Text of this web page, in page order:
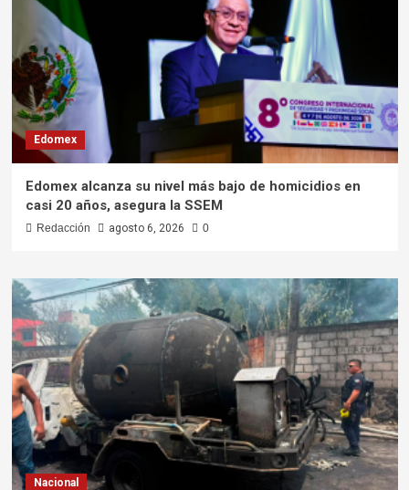
Edomex
Edomex alcanza su nivel más bajo de homicidios en
casi 20 años, asegura la SSEM
Redacción agosto 6, 2026 0
Nacional